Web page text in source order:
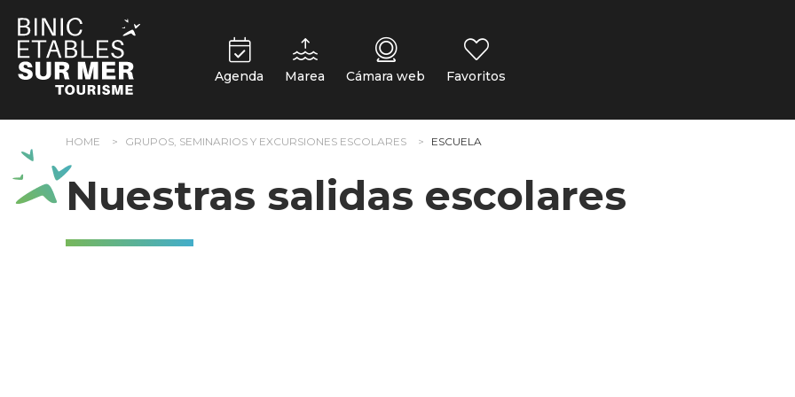
Agenda Marea Cámara web Favoritos
HOME GRUPOS, SEMINARIOS Y EXCURSIONES ESCOLARES ESCUELA
Nuestras salidas escolares